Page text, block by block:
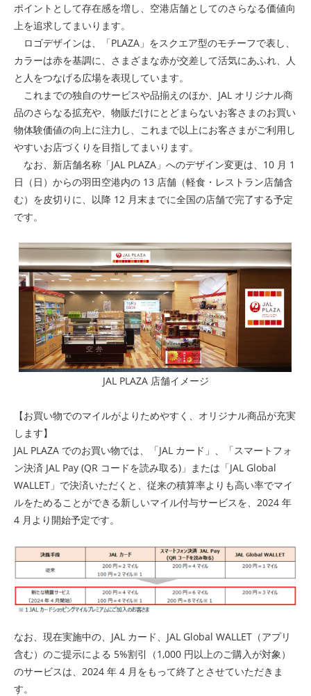
ポイントとして存在感を増し、空港店舗としてのさらなる価値向
上を追求してまいります。
ロゴデザインは、「PLAZA」をスクエア型のモチーフで表し、
カラーは赤を基調に、さまざまな赤が交差して活気にあふれ、人
と人をつなげる広場を表現しています。
これまでの独自のサービスや品揃えのほか、JAL オリジナル商
品のさらなる拡充や、物販だけにとどまらないお客さまのお買い
物体験価値の向上に注力し、これまで以上にお客さまがご利用し
やすいお店づくりを目指してまいります。
なお、新店舗名称「JAL PLAZA」へのデザイン変更は、10 月 1
日（日）からの羽田空港内の 13 店舗（軽食・レストラン店舗含
む）を皮切りに、以降 12 月末までに全国の店舗で完了する予定
です。
JAL PLAZA 店舗イメージ
【お買い物でのマイルがよりためやすく、オリジナル商品が充実
します】
JAL PLAZA でのお買い物では、「JAL カード」、「スマートフォ
ン決済 JAL Pay (QR コードを読み取る)」または「JAL Global
WALLET」で決済いただくと、従来の積算率よりも高い率でマイ
ルをためることができる新しいマイル付与サービスを、2024 年
4 月より開始予定です。
なお、現在実施中の、JAL カード、JAL Global WALLET（アプリ
含む）のご提示による 5%割引（1,000 円以上のご購入が対象）
のサービスは、2024 年 4 月をもって終了とさせていただきま
す。